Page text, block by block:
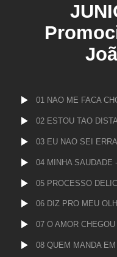
01 NAO ME FACA
02 ESTOU TAO
03 EU NAO SEI
04 MINHA SAUDADE
05 PROCESSO
06 DIZ PRO MEU
07 O AMOR
08 QUEM MANDA